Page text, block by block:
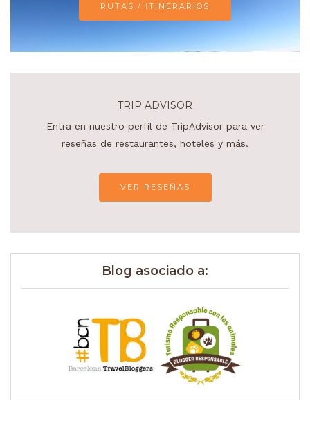
RUTAS / ITINERARIOS
TRIP ADVISOR
Entra en nuestro perfil de TripAdvisor para ver
reseñas de restaurantes, hoteles y más.
VER RESEÑAS
Blog asociado a: